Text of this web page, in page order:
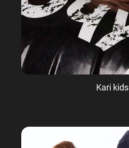
Kari kids